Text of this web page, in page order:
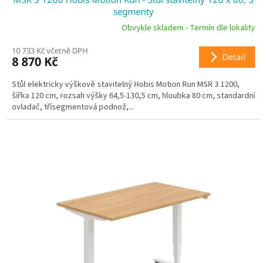
A
R
M
A
segmenty
Obvykle skladem - Termín dle lokality
10 733 Kč včetně DPH
8 870 Kč Detail
Stůl elektricky výškově stavitelný Hobis Motion Run MSR 3 1200,
šířka 120 cm, rozsah výšky 64,5-130,5 cm, hloubka 80 cm, standardní
ovladač, třísegmentová podnož,...